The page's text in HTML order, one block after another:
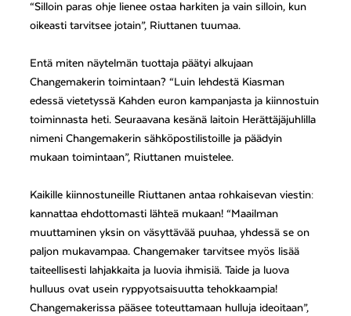
“Silloin paras ohje lienee ostaa harkiten ja vain silloin, kun
oikeasti tarvitsee jotain”, Riuttanen tuumaa.
Entä miten näytelmän tuottaja päätyi alkujaan
Changemakerin toimintaan? “Luin lehdestä Kiasman
edessä vietetyssä Kahden euron kampanjasta ja kiinnostuin
toiminnasta heti. Seuraavana kesänä laitoin Herättäjäjuhlilla
nimeni Changemakerin sähköpostilistoille ja päädyin
mukaan toimintaan”, Riuttanen muistelee.
Kaikille kiinnostuneille Riuttanen antaa rohkaisevan viestin:
kannattaa ehdottomasti lähteä mukaan! “Maailman
muuttaminen yksin on väsyttävää puuhaa, yhdessä se on
paljon mukavampaa. Changemaker tarvitsee myös lisää
taiteellisesti lahjakkaita ja luovia ihmisiä. Taide ja luova
hulluus ovat usein ryppyotsaisuutta tehokkaampia!
Changemakerissa pääsee toteuttamaan hulluja ideoitaan”,